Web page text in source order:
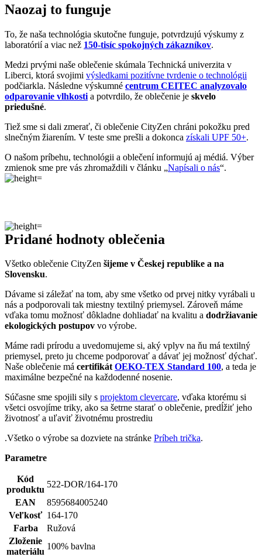
Naozaj to funguje
To, že naša technológia skutočne funguje, potvrdzujú výskumy z
laboratórií a viac než 150-tisíc spokojných zákazníkov.
Medzi prvými naše oblečenie skúmala Technická univerzita v
Liberci, ktorá svojimi výsledkami pozitívne tvrdenie o technológii
podčiarkla. Následne výskumné centrum CEITEC analyzovalo
odparovanie vlhkosti a potvrdilo, že oblečenie je skvelo
priedušné.
Tiež sme si dali zmerať, či oblečenie CityZen chráni pokožku pred
slnečným žiarením. V teste sme prešli a dokonca získali UPF 50+.
O našom príbehu, technológii a oblečení informujú aj médiá. Výber
zmienok sme pre vás zhromaždili v článku „Napísali o nás“.
Pridané hodnoty oblečenia
Všetko oblečenie CityZen šijeme v Českej republike a na
Slovensku.
Dávame si záležať na tom, aby sme všetko od prvej nitky vyrábali u
nás a podporovali tak miestny textilný priemysel. Zároveň máme
vďaka tomu možnosť dôkladne dohliadať na kvalitu a dodržiavanie
ekologických postupov vo výrobe.
Máme radi prírodu a uvedomujeme si, aký vplyv na ňu má textilný
priemysel, preto ju chceme podporovať a dávať jej možnosť dýchať.
Naše oblečenie má certifikátOEKO-TEX Standard 100, a teda je
maximálne bezpečné na každodenné nosenie.
Súčasne sme spojili sily s projektom clevercare, vďaka ktorému si
všetci osvojíme triky, ako sa šetrne starať o oblečenie, predĺžiť jeho
životnosť a uľaviť životnému prostrediu
.Všetko o výrobe sa dozviete na stránke Príbeh trička.
Parametre
Kód
produktu
522-DOR/164-170
EAN
8595684005240
Veľkosť 164-170
Farba
Ružová
Zloženie
materiálu
100% bavlna